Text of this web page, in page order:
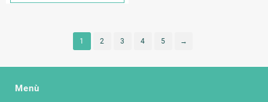
1 2 3 4 5 →
Menù